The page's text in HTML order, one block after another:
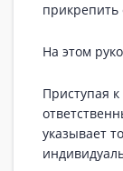
прикрепить
На этом
Приступая
указывает